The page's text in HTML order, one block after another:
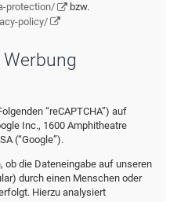
protection/
bzw.
policy/
“reCAPTCHA”) auf
Inc., 1600 Amphitheatre
(“Google”).
ob die Dateneingabe auf unseren
durch einen Menschen oder
Hierzu analysiert